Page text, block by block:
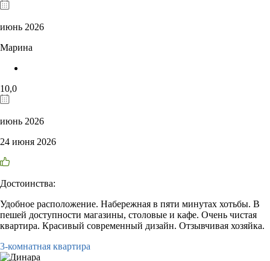
июнь 2026
Марина
10,0
июнь 2026
24 июня 2026
Достоинства:
Удобное расположение. Набережная в пяти минутах хотьбы. В
пешей доступности магазины, столовые и кафе. Очень чистая
квартира. Красивый современный дизайн. Отзывчивая хозяйка.
3-комнатная квартира